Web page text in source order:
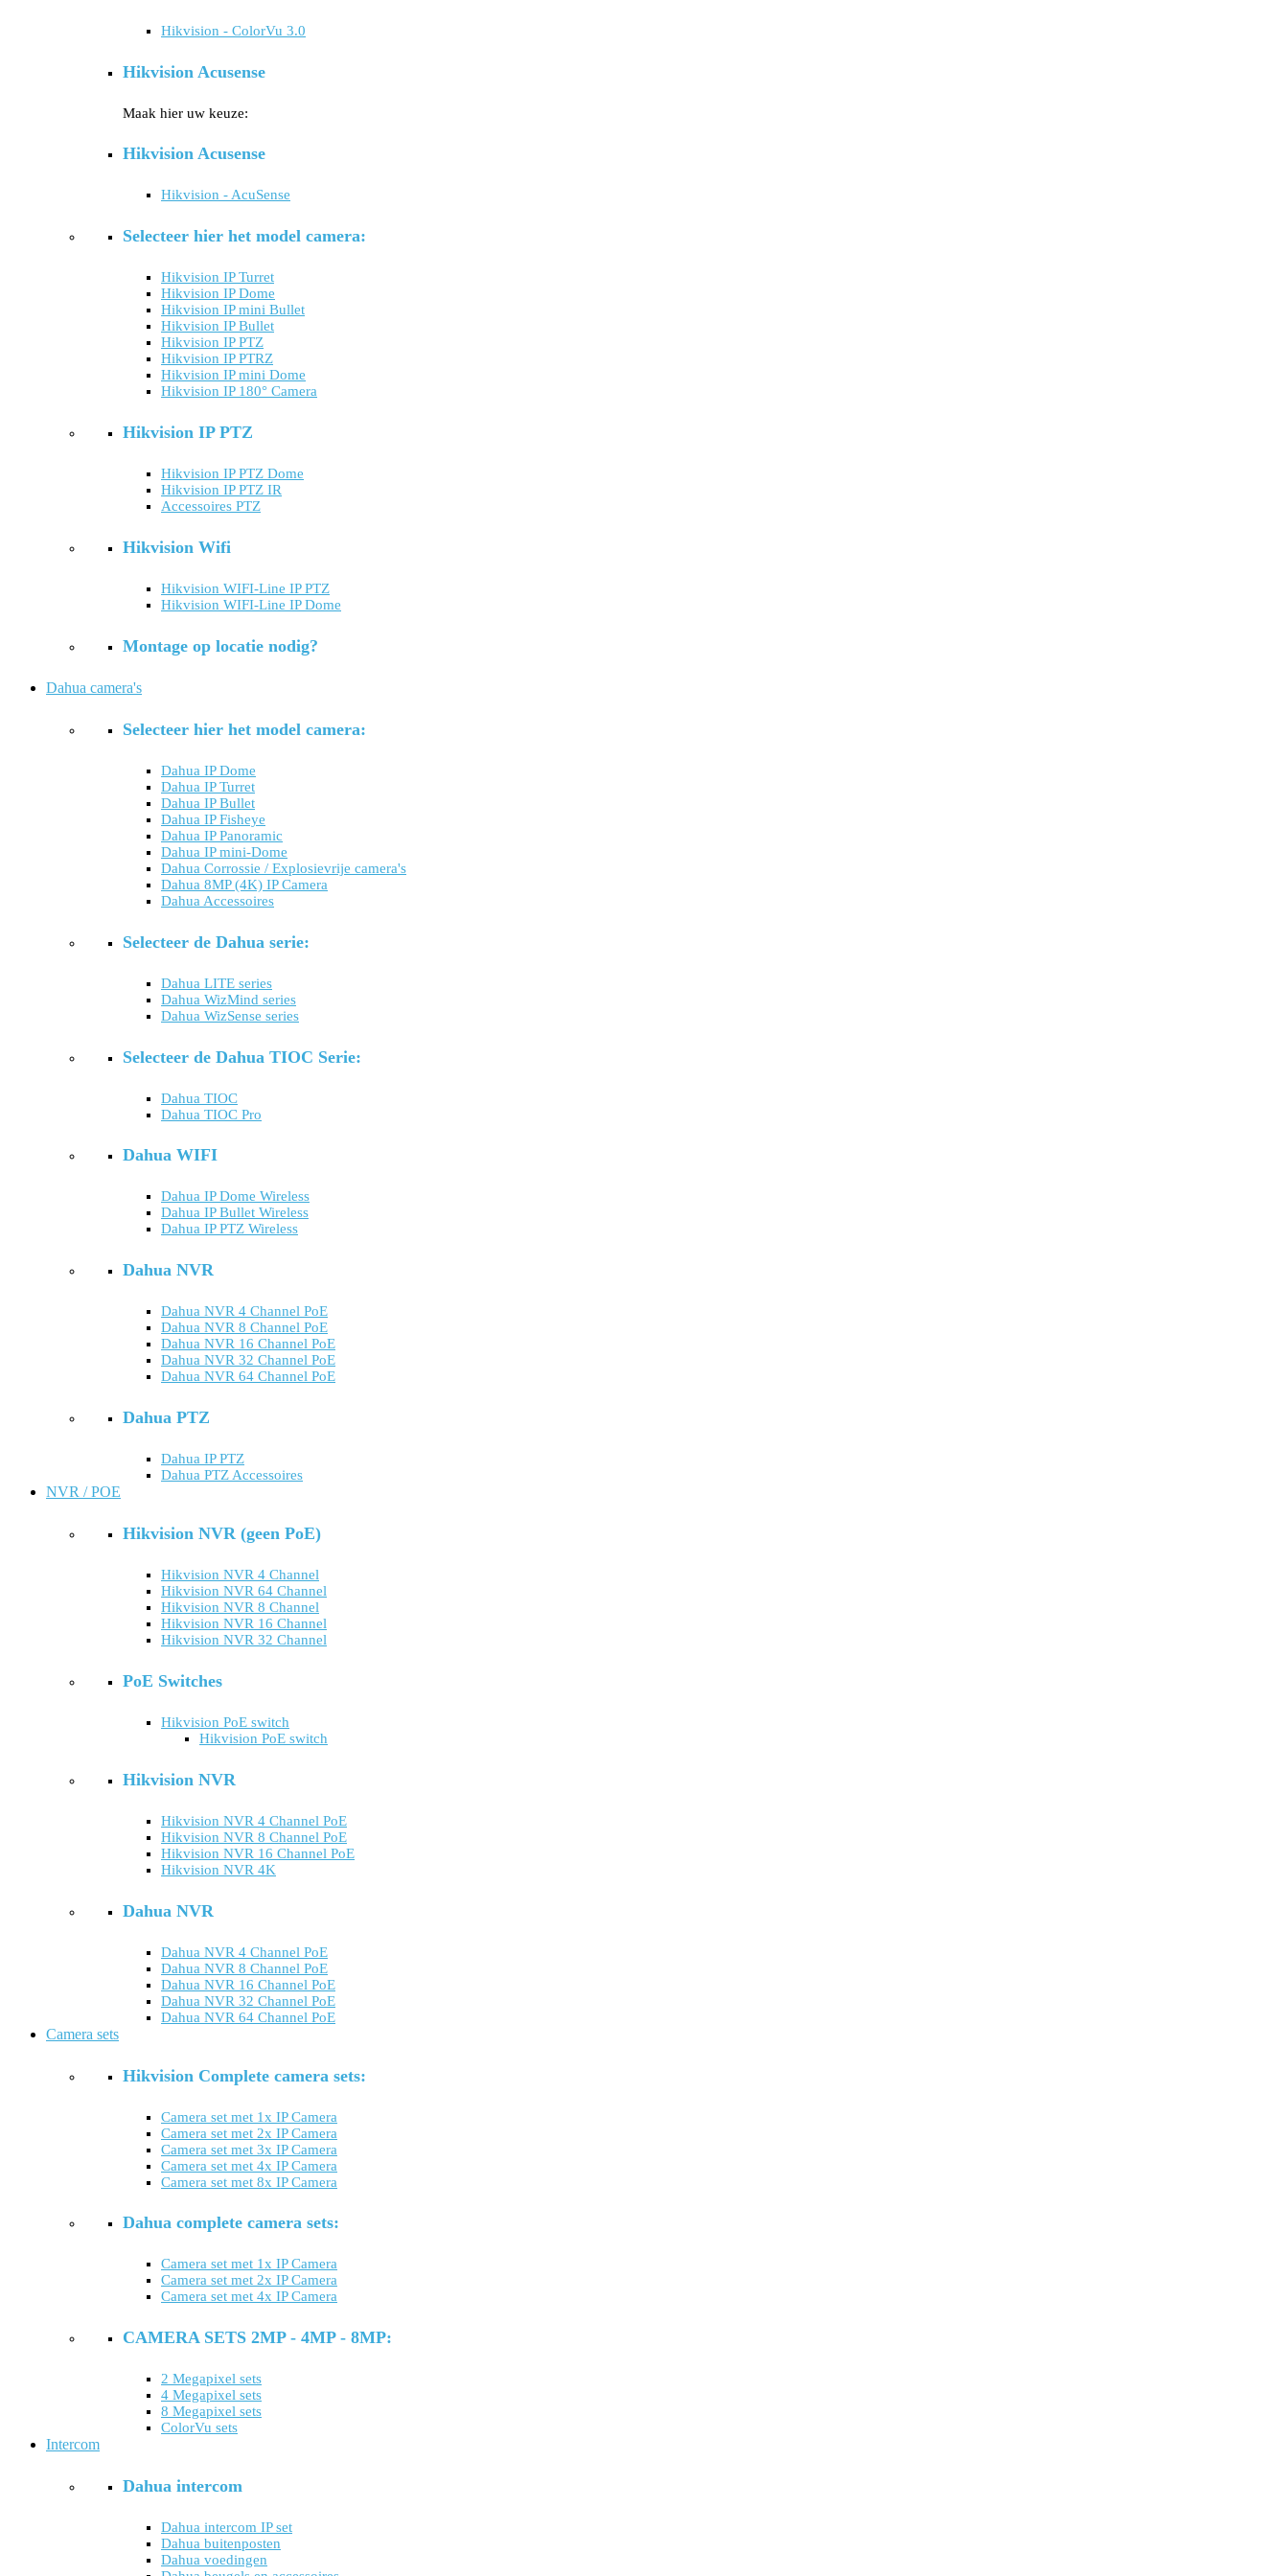
Hikvision - ColorVu 3.0
Hikvision Acusense
Maak hier uw keuze:
Hikvision Acusense
Hikvision - AcuSense
Selecteer hier het model camera:
Hikvision IP Turret
Hikvision IP Dome
Hikvision IP mini Bullet
Hikvision IP Bullet
Hikvision IP PTZ
Hikvision IP PTRZ
Hikvision IP mini Dome
Hikvision IP 180° Camera
Hikvision IP PTZ
Hikvision IP PTZ Dome
Hikvision IP PTZ IR
Accessoires PTZ
Hikvision Wifi
Hikvision WIFI-Line IP PTZ
Hikvision WIFI-Line IP Dome
Montage op locatie nodig?
Dahua camera's
Selecteer hier het model camera:
Dahua IP Dome
Dahua IP Turret
Dahua IP Bullet
Dahua IP Fisheye
Dahua IP Panoramic
Dahua IP mini-Dome
Dahua Corrossie / Explosievrije camera's
Dahua 8MP (4K) IP Camera
Dahua Accessoires
Selecteer de Dahua serie:
Dahua LITE series
Dahua WizMind series
Dahua WizSense series
Selecteer de Dahua TIOC Serie:
Dahua TIOC
Dahua TIOC Pro
Dahua WIFI
Dahua IP Dome Wireless
Dahua IP Bullet Wireless
Dahua IP PTZ Wireless
Dahua NVR
Dahua NVR 4 Channel PoE
Dahua NVR 8 Channel PoE
Dahua NVR 16 Channel PoE
Dahua NVR 32 Channel PoE
Dahua NVR 64 Channel PoE
Dahua PTZ
Dahua IP PTZ
Dahua PTZ Accessoires
NVR / POE
Hikvision NVR (geen PoE)
Hikvision NVR 4 Channel
Hikvision NVR 64 Channel
Hikvision NVR 8 Channel
Hikvision NVR 16 Channel
Hikvision NVR 32 Channel
PoE Switches
Hikvision PoE switch
Hikvision PoE switch
Hikvision NVR
Hikvision NVR 4 Channel PoE
Hikvision NVR 8 Channel PoE
Hikvision NVR 16 Channel PoE
Hikvision NVR 4K
Dahua NVR
Dahua NVR 4 Channel PoE
Dahua NVR 8 Channel PoE
Dahua NVR 16 Channel PoE
Dahua NVR 32 Channel PoE
Dahua NVR 64 Channel PoE
Camera sets
Hikvision Complete camera sets:
Camera set met 1x IP Camera
Camera set met 2x IP Camera
Camera set met 3x IP Camera
Camera set met 4x IP Camera
Camera set met 8x IP Camera
Dahua complete camera sets:
Camera set met 1x IP Camera
Camera set met 2x IP Camera
Camera set met 4x IP Camera
CAMERA SETS 2MP - 4MP - 8MP:
2 Megapixel sets
4 Megapixel sets
8 Megapixel sets
ColorVu sets
Intercom
Dahua intercom
Dahua intercom IP set
Dahua buitenposten
Dahua voedingen